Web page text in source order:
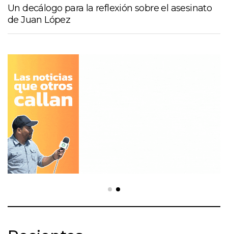
Un decálogo para la reflexión sobre el asesinato
de Juan López